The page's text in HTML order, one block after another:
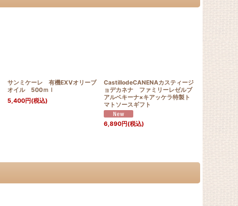
サンミケーレ 有機EXVオリーブ
オイル 500ｍｌ
5,400円(税込)
CastillodeCANENAカスティージ
ョデカネナ ファミリーレゼルブ
アルベキーナ×キアッケラ特製ト
マトソースギフト
6,890円(税込)